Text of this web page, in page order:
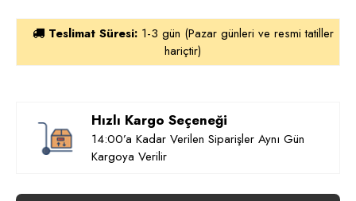
Teslimat Süresi: 1-3 gün (Pazar günleri ve resmi tatiller
hariçtir)
Hızlı Kargo Seçeneği
14:00’a Kadar Verilen Siparişler Aynı Gün
Kargoya Verilir